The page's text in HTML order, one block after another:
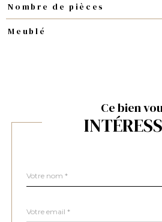
Nombre de pièces
Meublé
Ce bien
par
*
*